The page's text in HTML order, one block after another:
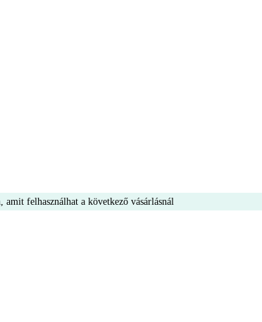
amit felhasználhat a következő vásárlásnál